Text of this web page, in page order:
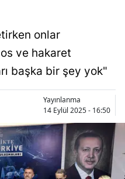
Balıkesir
Bilecik
Bingöl
Bitlis
Bolu
onlar
ve hakaret
başka bir şey yok"
Yayınlanma
14 Eylül 2025 - 16:50